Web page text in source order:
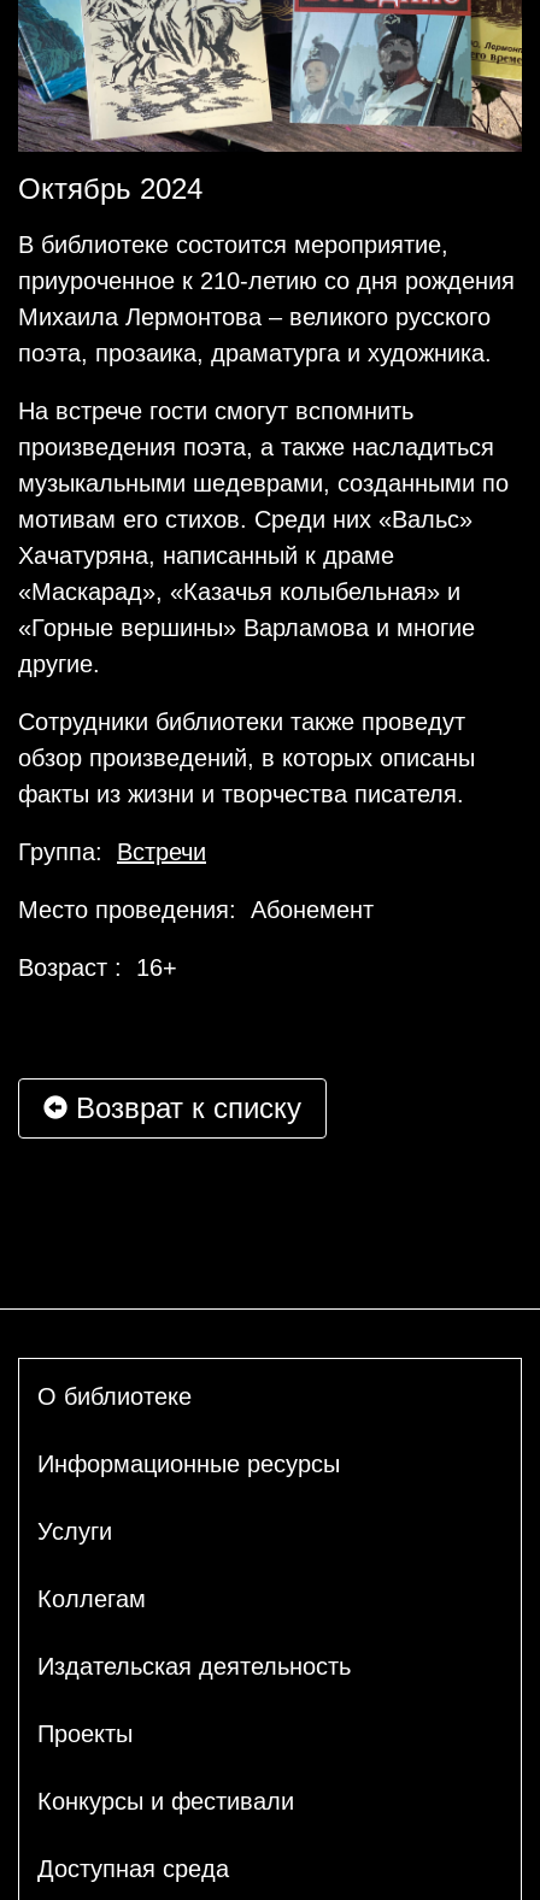
Октябрь 2024
В библиотеке состоится мероприятие,
приуроченное к 210-летию со дня рождения
Михаила Лермонтова – великого русского
поэта, прозаика, драматурга и художника.
На встрече гости смогут вспомнить
произведения поэта, а также насладиться
музыкальными шедеврами, созданными по
мотивам его стихов. Среди них «Вальс»
Хачатуряна, написанный к драме
«Маскарад», «Казачья колыбельная» и
«Горные вершины» Варламова и многие
другие.
Сотрудники библиотеки также проведут
обзор произведений, в которых описаны
факты из жизни и творчества писателя.
Группа: Встречи
Место проведения: Абонемент
Возраст : 16+
Возврат к списку
О библиотеке
Информационные ресурсы
Услуги
Коллегам
Издательская деятельность
Проекты
Конкурсы и фестивали
Доступная среда